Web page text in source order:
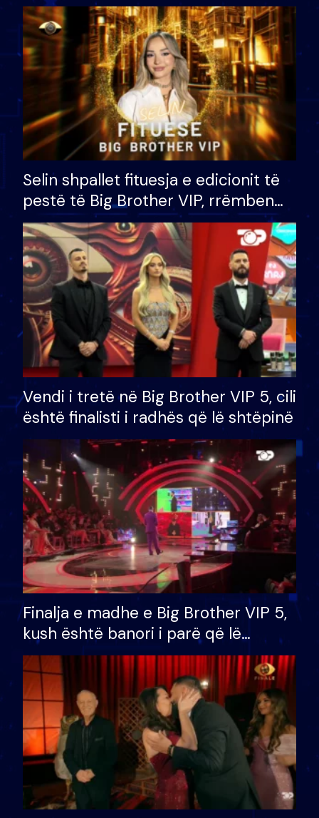
Selin shpallet fituesja e edicionit të
pestë të Big Brother VIP, rrëmben
çmimin e madh prej 100 mijë eurosh
Vendi i tretë në Big Brother VIP 5, cili
është finalisti i radhës që lë shtëpinë
Finalja e madhe e Big Brother VIP 5,
kush është banori i parë që lë
shtëpinë dhe humb mundësinë për
të fituar çmimin e madh